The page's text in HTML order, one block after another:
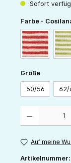
Sofort
Farbe -
rot-natur
Größe
50/56 62/
Auf meine
Artikelnummer: